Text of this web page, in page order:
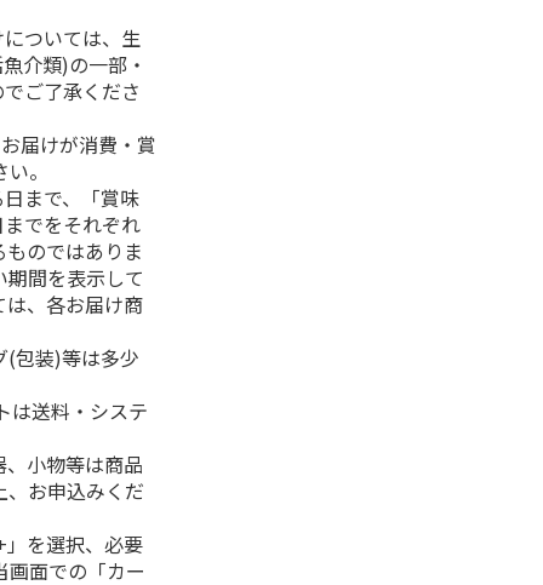
ついては、生
介類)の一部・
ご了承くださ
届けが消費・賞
。
まで、「賞味
でをそれぞれ
のではありま
間を表示して
、各お届け商
包装)等は多少
は送料・システ
小物等は商品
お申込みくだ
を選択、必要
面での「カー